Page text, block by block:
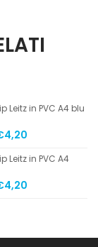
in PVC A4 blu
in PVC A4